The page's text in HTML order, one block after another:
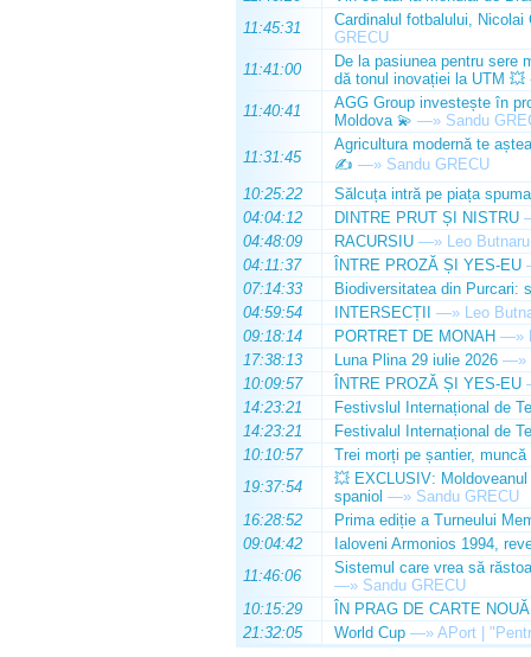
11:45:31
Cardinalul fotbalului,
GRECU
11:41:00
De la pasiunea pentru sere
dă tonul inovației la UTM 💥
11:40:41
AGG Group investește în
Moldova 💫 —» Sandu
11:31:45
Agricultura modernă te
✍️ —» Sandu GRECU
10:25:22
Sălcuța intră pe piața
04:04:12
DINTRE PRUT ȘI NISTRU
04:48:09
RACURSIU —» Leo Butnaru
04:11:37
ÎNTRE PROZĂ ȘI YES-EU
07:14:33
Biodiversitatea din Purcari:
04:59:54
INTERSECȚII —» Leo
09:18:14
PORTRET DE MONAH —»
17:38:13
Luna Plina 29 iulie 2026 —»
10:09:57
ÎNTRE PROZĂ ȘI YES-EU
14:23:21
Festivslul Internațional de
14:23:21
Festivalul Internațional de
10:10:57
Trei morți pe șantier, muncă
19:37:54
💥 EXCLUSIV:
spaniol —» Sandu GRECU
16:28:52
Prima ediție a Turneului
09:04:42
Ialoveni Armonios 1994,
11:46:06
Sistemul care vrea să
—» Sandu GRECU
10:15:29
ÎN PRAG DE CARTE NOUĂ
21:32:05
World Cup —» APort |